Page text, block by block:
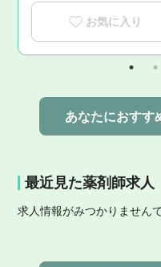
お気に入り
最近見た薬剤師求人
求人情報がみつかりません